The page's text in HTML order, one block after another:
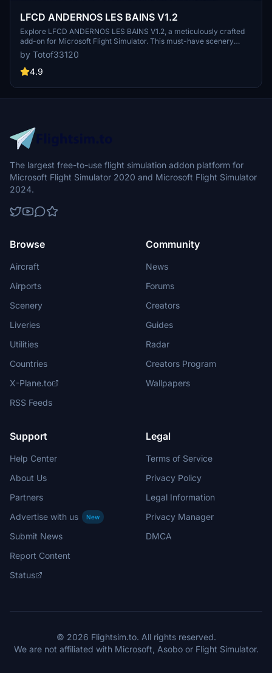
LFCD ANDERNOS LES BAINS V1.2
Explore LFCD ANDERNOS LES BAINS V1.2, a meticulously crafted
add-on for Microsoft Flight Simulator. This must-have scenery
includes TOTOF libraries for a complete experience. Enhance your
virtual skies with additional libraries and recommended France VFR
enhancements for a more immersive flight simulation.
by Totof33120
4.9
The largest free-to-use flight simulation addon platform for
Microsoft Flight Simulator 2020 and Microsoft Flight Simulator
2024.
Browse
Aircraft
Airports
Scenery
Liveries
Utilities
Countries
X-Plane.to
RSS Feeds
Community
News
Forums
Creators
Guides
Radar
Creators Program
Wallpapers
Support
Help Center
About Us
Partners
Advertise with us
New
Submit News
Report Content
Status
Legal
Terms of Service
Privacy Policy
Legal Information
Privacy Manager
DMCA
© 2026 Flightsim.to. All rights reserved.
We are not affiliated with Microsoft, Asobo or Flight Simulator.